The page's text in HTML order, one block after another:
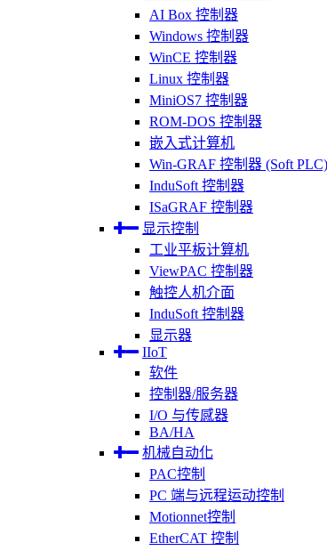
AI Box 控制器
Windows 控制器
WinCE 控制器
Linux 控制器
MiniOS7 控制器
ROM-DOS 控制器
嵌入式计算机
Win-GRAF 控制器 (Soft PLC)
InduSoft 控制器
ISaGRAF 控制器
显示控制
工业平板计算机
ViewPAC 控制器
触控人机介面
InduSoft 控制器
显示器
IIoT
软件
控制器/服务器
I/O 与传感器
BA/HA
机械自动化
PAC控制
PC 端与远程运动控制
Motionnet控制
EtherCAT 控制